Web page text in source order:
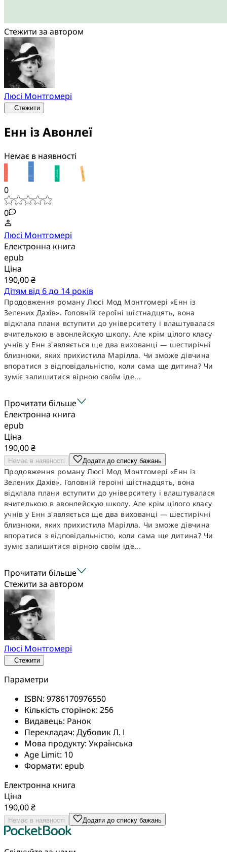
Стежити за автором
Люсі Монтгомері
Стежити
Енн із Авонлеї
Немає в наявності
0
0
Люсі Монтгомері
Електронна книга
epub
Ціна
190,00 ₴
Дітям від 6 до 14 років
Продовження роману Люсі Мод Монтгомері «Енн із
Зелених Дахів». Головній героїні шістнадцять, вона
відклала плани вступити до університету і влаштувалася
вчителькою в авонлейскую школу. Але крім цілого класу
учнів у Енн з'являється ще два вихованці — шестирічні
близнюки, яких прихистила Марілла. Чи зможе дівчина
впоратися з відповідальністю, коли сама ще дитина? Чи
зуміє залишитися вірною своїм іде...
Прочитати більше
Електронна книга
epub
Ціна
190,00 ₴
Немає в наявності Додати до списку бажань
Продовження роману Люсі Мод Монтгомері «Енн із
Зелених Дахів». Головній героїні шістнадцять, вона
відклала плани вступити до університету і влаштувалася
вчителькою в авонлейскую школу. Але крім цілого класу
учнів у Енн з'являється ще два вихованці — шестирічні
близнюки, яких прихистила Марілла. Чи зможе дівчина
впоратися з відповідальністю, коли сама ще дитина? Чи
зуміє залишитися вірною своїм іде...
Прочитати більше
Стежити за автором
Люсі Монтгомері
Стежити
Параметри
ISBN: 9786170976550
Кількість сторінок: 256
Видавець: Ранок
Перекладач: Дубовик Л. І
Мова продукту: Українська
Age Limit: 10
Формати: epub
Електронна книга
Ціна
190,00 ₴
Немає в наявності Додати до списку бажань